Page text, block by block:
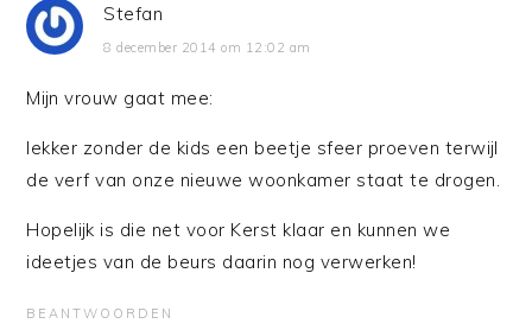
Stefan
8 december 2014 om 12:02 am
Mijn vrouw gaat mee:
lekker zonder de kids een beetje sfeer proeven terwijl
de verf van onze nieuwe woonkamer staat te drogen.
Hopelijk is die net voor Kerst klaar en kunnen we
ideetjes van de beurs daarin nog verwerken!
BEANTWOORDEN